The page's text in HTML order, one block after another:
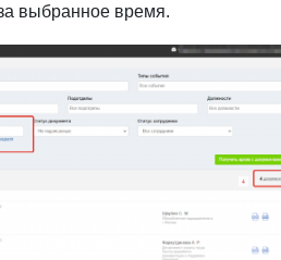
выбранное время.